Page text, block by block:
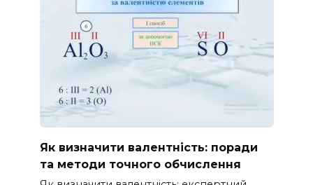
Як визначити валентність: поради
та методи точного обчислення